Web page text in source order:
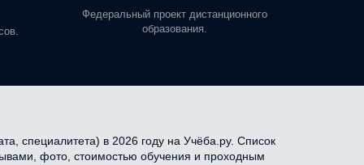
Федеральный проект дистанционного
образования.
специалитета) в 2026 году на Учёба.ру. Список
фото, стоимостью обучения и проходным